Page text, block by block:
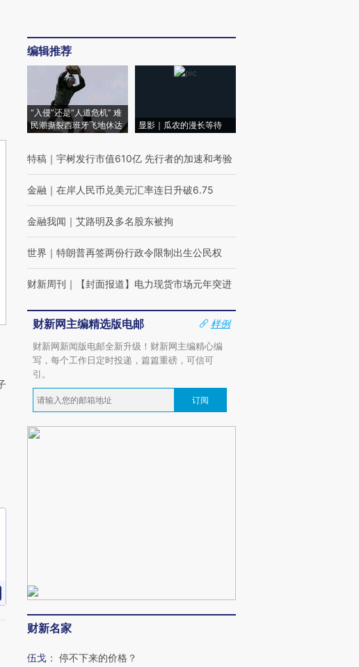
编辑推荐
“入侵”还是“人道危机” 难
民潮撕裂西班牙飞地休达
显影｜瓜农的漫长等待
特稿 ｜ 宇树发行市值610亿 先行者的加速和考验
金融 ｜ 在岸人民币兑美元汇率连日升破6.75
金融我闻 ｜ 艾路明及多名股东被拘
世界 ｜ 特朗普再签两份行政令限制出生公民权
财新周刊 ｜ 【封面报道】电力现货市场元年突进
财新网主编精选版电邮
样例
财新网新闻版电邮全新升级！财新网主编精心编
写，每个工作日定时投递，篇篇重磅，可信可
引。
订阅
财新名家
伍戈 ： 停不下来的价格？